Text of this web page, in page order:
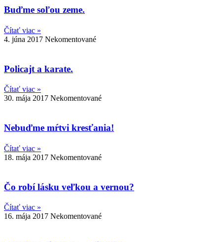
Buďme soľou zeme.
Čítať viac »
4. júna 2017 Nekomentované
Policajt a karate.
Čítať viac »
30. mája 2017 Nekomentované
Nebuďme mŕtvi kresťania!
Čítať viac »
18. mája 2017 Nekomentované
Čo robí lásku veľkou a vernou?
Čítať viac »
16. mája 2017 Nekomentované